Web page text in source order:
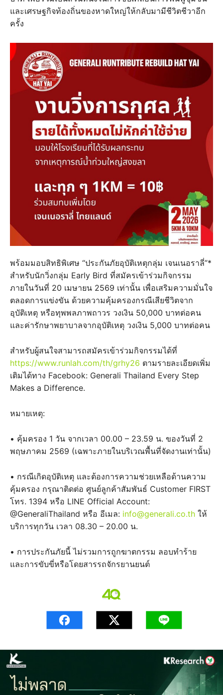
และเศรษฐกิจท้องถิ่นของหาดใหญ่ให้กลับมามีชีวิตชีวาอีก
ครั้ง
พร้อมมอบสิทธิพิเศษ “ประกันภัยอุบัติเหตุกลุ่ม เจนเนอราลี่”*
สำหรับนักวิ่งกลุ่ม Early Bird ที่สมัครเข้าร่วมกิจกรรม
ภายในวันที่ 20 เมษายน 2569 เท่านั้น เพื่อเสริมความมั่นใจ
ตลอดการแข่งขัน ด้วยความคุ้มครองกรณีเสียชีวิตจาก
อุบัติเหตุ หรือทุพพลภาพถาวร วงเงิน 50,000 บาทต่อคน
และค่ารักษาพยาบาลจากอุบัติเหตุ วงเงิน 5,000 บาทต่อคน
สำหรับผู้สนใจสามารถสมัครเข้าร่วมกิจกรรมได้ที่
https://www.runlah.com/th/grhy26 ตามรายละเอียดเพิ่ม
เติมได้ทาง Facebook: Generali Thailand Every Step
Makes a Difference.
หมายเหตุ:
• คุ้มครอง 1 วัน จากเวลา 00.00 – 23.59 น. ของวันที่ 2
พฤษภาคม 2569 (เฉพาะภายในบริเวณพื้นที่จัดงานเท่านั้น)
• กรณีเกิดอุบัติเหตุ และต้องการความช่วยเหลือด้านความ
คุ้มครอง กรุณาติดต่อ ศูนย์ลูกค้าสัมพันธ์ Customer FIRST
โทร. 1394 หรือ LINE Official Account:
@GeneraliThailand หรือ อีเมล: info@generali.co.th ให้
บริการทุกวัน เวลา 08.30 – 20.00 น.
• การประกันภัยนี้ ไม่รวมการถูกฆาตกรรม ลอบทำร้าย
และการขับขี่หรือโดยสารรถจักรยานยนต์